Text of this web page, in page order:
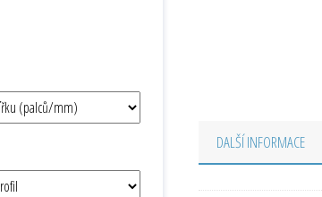
DALŠÍ INFORMACE